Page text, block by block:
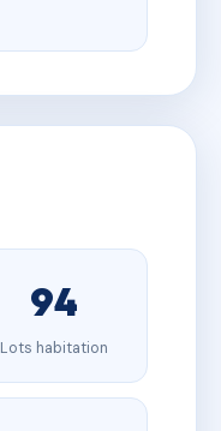
94
Lots habitation